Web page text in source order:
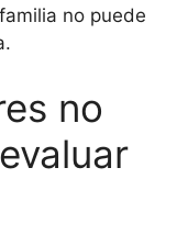
no puede
no